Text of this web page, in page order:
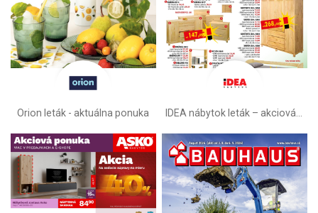
Orion leták - aktuálna ponuka